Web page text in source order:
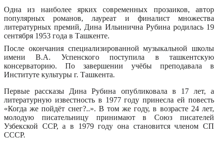
Одна из наиболее ярких современных прозаиков, автор
популярных романов, лауреат и финалист множества
литературных премий, Дина Ильинична Рубина родилась 19
сентября 1953 года в Ташкенте.
После окончания специализированной музыкальной школы
имени В.А. Успенского поступила в ташкентскую
консерваторию. По завершении учёбы преподавала в
Институте культуры г. Ташкента.
Первые рассказы Дина Рубина опубликовала в 17 лет, а
литературную известность в 1977 году принесла ей повесть
«Когда же пойдёт снег?..». В том же году, в возрасте 24 лет,
молодую писательницу принимают в Союз писателей
Узбекской ССР, а в 1979 году она становится членом СП
СССР.